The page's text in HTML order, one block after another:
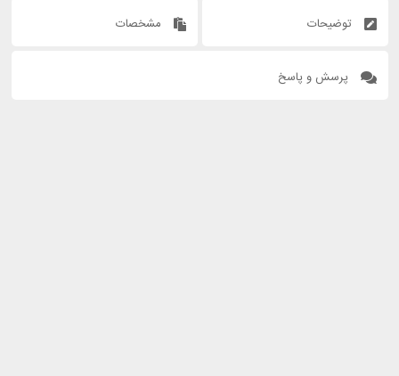
توضیحات مشخصات
پرسش و پاسخ